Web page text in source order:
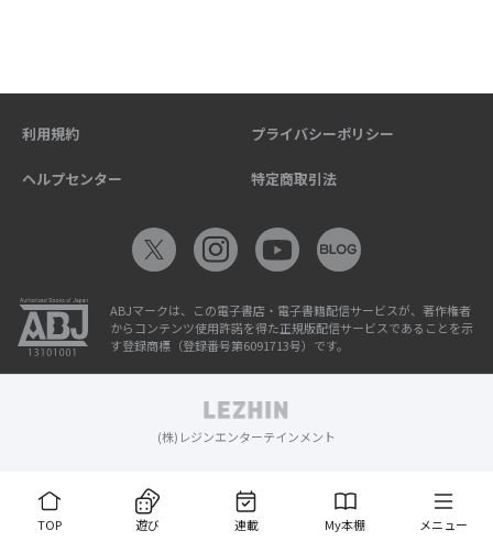
TOP 遊び 連載 My本棚 メニュー
利用規約 プライバシーポリシー
ヘルプセンター 特定商取引法
ABJマークは、この電子書店・電子書籍配信サービスが、著作権者
からコンテンツ使用許諾を得た正規版配信サービスであることを示
す登録商標（登録番号第6091713号）です。
(株)レジンエンターテインメント